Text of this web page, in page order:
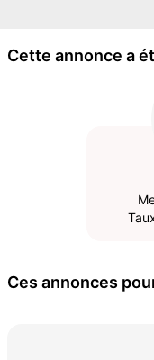
Cette annonce a
Ces annonces